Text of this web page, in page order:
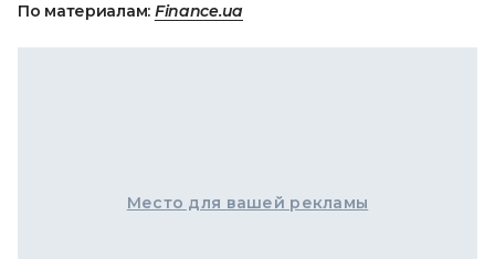
По материалам: Finance.ua
Место для вашей рекламы